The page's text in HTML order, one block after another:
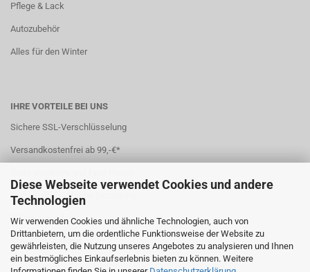
Diese Webseite verwendet Cookies und andere
Technologien
Wir verwenden Cookies und ähnliche Technologien, auch von
Drittanbietern, um die ordentliche Funktionsweise der Website zu
gewährleisten, die Nutzung unseres Angebotes zu analysieren und Ihnen
ein bestmögliches Einkaufserlebnis bieten zu können. Weitere
Pflege & Lack
Autozubehör
Alles für den Winter
IHRE VORTEILE BEI UNS
Sichere SSL-Verschlüsselung
Versandkostenfrei ab 99,-€*
Sichere und einfache Bezahlung
7 Zahlungsarten
Schneller Versand
*(Ausland abweichend)